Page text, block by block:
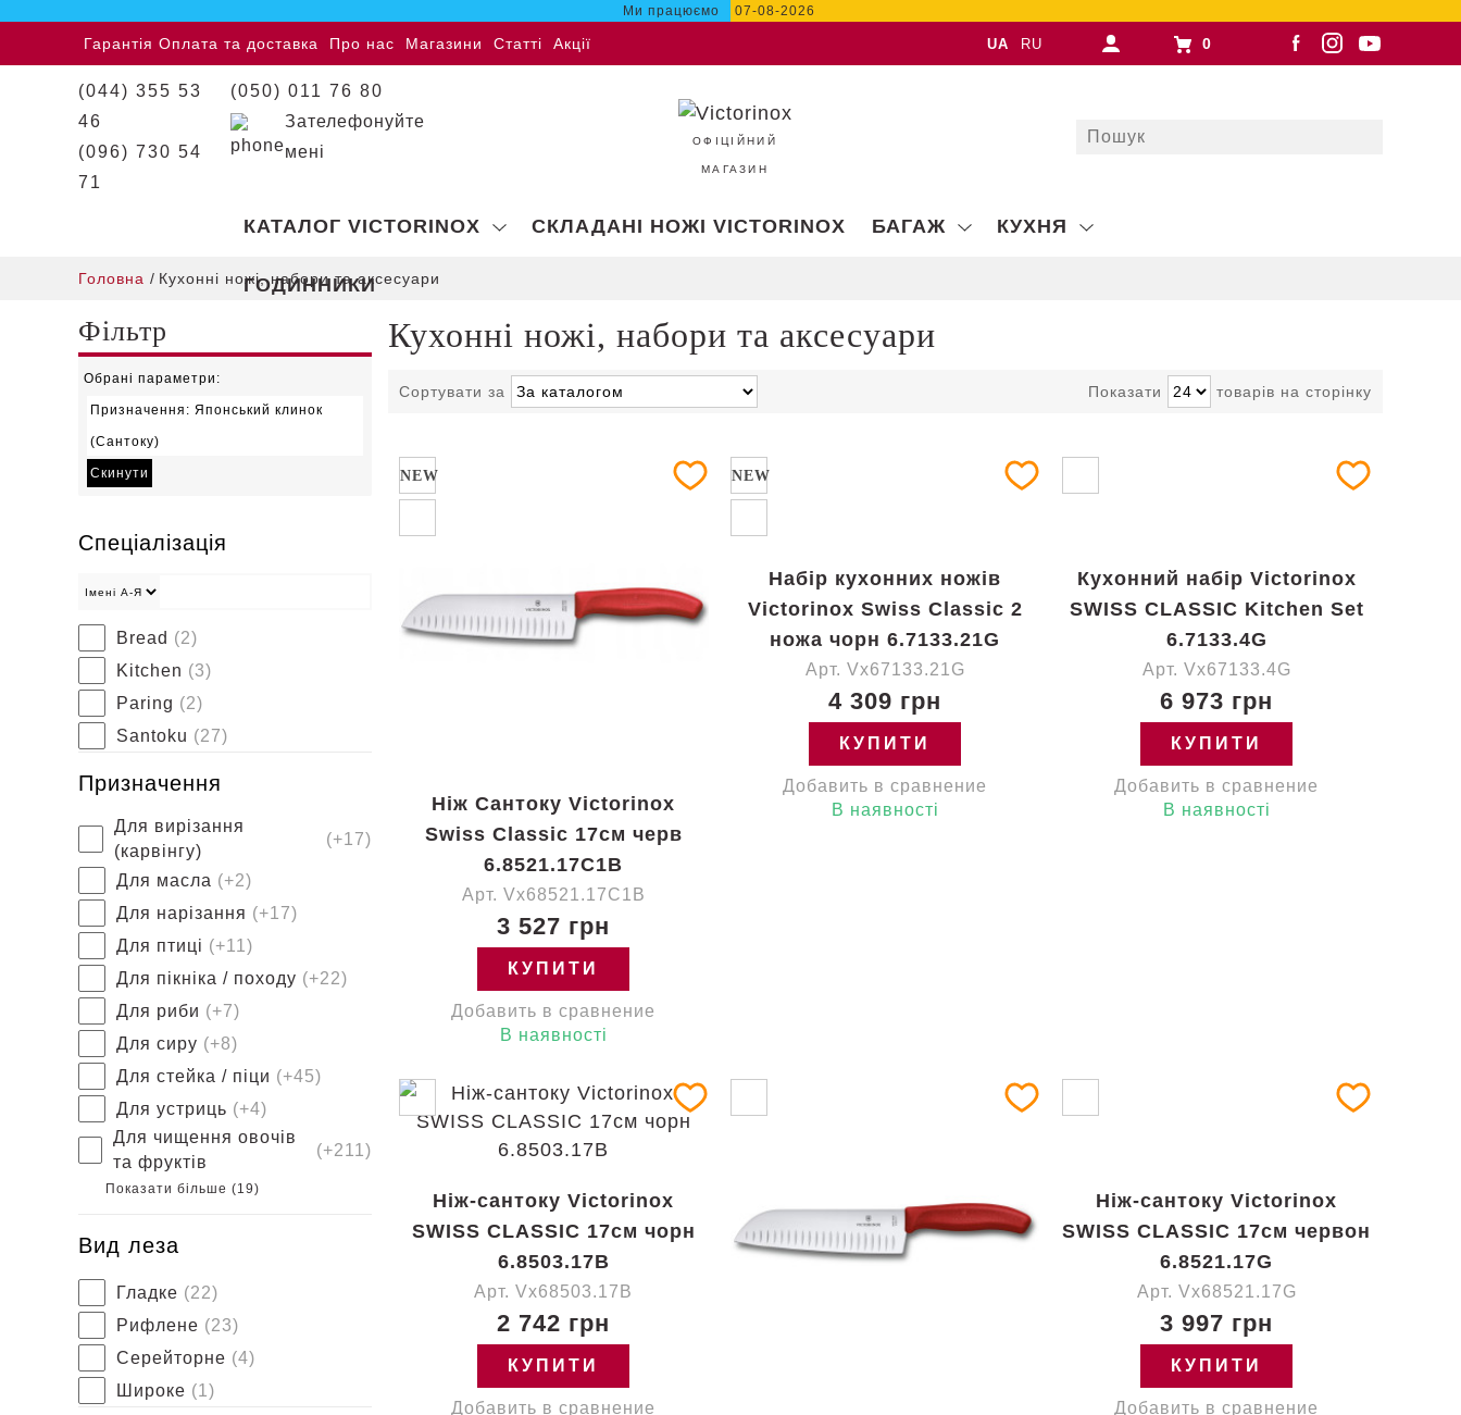
Ми працюємо 07-08-2026
Гарантія Оплата та доставка Про нас Магазини Статті Акції UA RU 0
(044) 355 53
46
(096) 730 54
71
(050) 011 76 80
Зателефонуйте
мені
ОФІЦІЙНИЙ
МАГАЗИН
КАТАЛОГ VICTORINOX СКЛАДАНІ НОЖІ VICTORINOX БАГАЖ КУХНЯ
ГОДИННИКИ
Головна / Кухонні ножі, набори та аксесуари
Фільтр
Обрані параметри:
Призначення : Японський клинок
(Сантоку)
Скинути
Спеціалізація
Bread (2)
Kitchen (3)
Paring (2)
Santoku (27)
Призначення
Для вирізання
(карвінгу)
(+17)
Для масла (+2)
Для нарізання (+17)
Для птиці (+11)
Для пікніка / походу (+22)
Для риби (+7)
Для сиру (+8)
Для стейка / піци (+45)
Для устриць (+4)
Для чищення овочів
та фруктів
(+211)
Показати більше (19)
Вид леза
Гладке (22)
Рифлене (23)
Серейторне (4)
Широке (1)
Кухонні ножі, набори та аксесуари
Сортувати за Показати товарів на сторінку
NEW
Ніж Сантоку Victorinox
Swiss Classic 17см черв
6.8521.17C1B
Арт. Vx68521.17C1B
3 527 грн
КУПИТИ
Добавить в сравнение
В наявності
NEW
Набір кухонних ножів
Victorinox Swiss Classic 2
ножа чорн 6.7133.21G
Арт. Vx67133.21G
4 309 грн
КУПИТИ
Добавить в сравнение
В наявності
Кухонний набір Victorinox
SWISS CLASSIC Kitchen Set
6.7133.4G
Арт. Vx67133.4G
6 973 грн
КУПИТИ
Добавить в сравнение
В наявності
Ніж-сантоку Victorinox
SWISS CLASSIC 17см чорн
6.8503.17B
Арт. Vx68503.17B
2 742 грн
КУПИТИ
Добавить в сравнение
Ніж-сантоку Victorinox
SWISS CLASSIC 17см червон
6.8521.17G
Арт. Vx68521.17G
3 997 грн
КУПИТИ
Добавить в сравнение